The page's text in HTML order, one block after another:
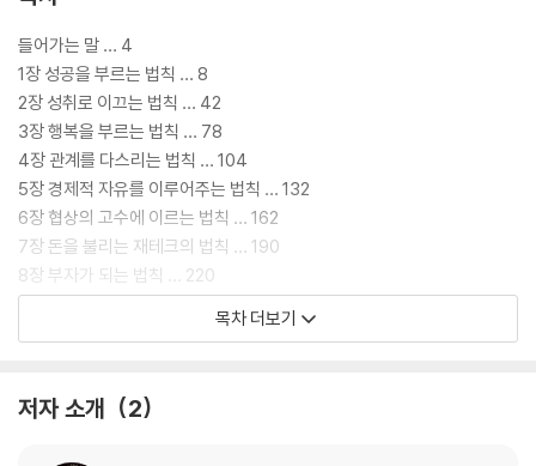
들어가는 말 … 4
1장 성공을 부르는 법칙 … 8
2장 성취로 이끄는 법칙 … 42
3장 행복을 부르는 법칙 … 78
4장 관계를 다스리는 법칙 … 104
5장 경제적 자유를 이루어주는 법칙 … 132
6장 협상의 고수에 이르는 법칙 … 162
7장 돈을 불리는 재테크의 법칙 … 190
8장 부자가 되는 법칙 … 220
9장 판매의 달인이 되는 법칙 … 246
10장 비즈니스를 정복하는 법칙 … 276
목차 더보기
저자 소개 2